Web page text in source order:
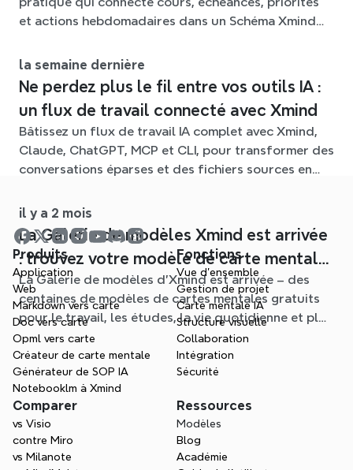
et actions hebdomadaires dans un Schéma Xmind
la semaine dernière
Ne perdez plus le fil entre vos outils IA :
un flux de travail connecté avec Xmind
Bâtissez un flux de travail IA complet avec Xmind,
Claude, ChatGPT, MCP et CLI, pour transformer des
conversations éparses et des fichiers sources en
il y a 2 mois
La Galerie de modèles Xmind est arrivée
: trouvez votre modèle de carte mentale
pour chaque situation
La Galerie de modèles d'Xmind est arrivée – des
centaines de modèles de cartes mentales gratuits
pour le travail, les études, la vie quotidienne et plus
encore. Trouvez le point de départ idéal et oubliez
la page blanche.
Produits
Application
Web
Markdown vers carte
Doc vers carte
Opml vers carte
Créateur de carte mentale
Générateur de SOP IA
Notebooklm à Xmind
Fonctions
Vue d'ensemble
Gestion de projet
Carte mentale IA
Structure visuelle
Collaboration
Intégration
Sécurité
Comparer
vs Visio
contre Miro
vs Milanote
Ressources
Modèles
Blog
Académie